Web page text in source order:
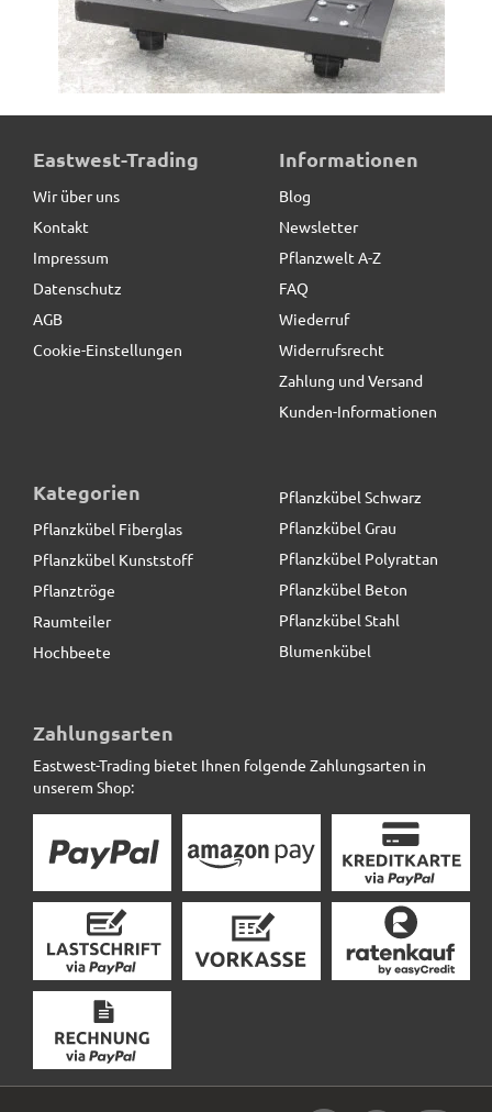
ultrastarke Pflanzenroller aus Metall, schwarz
49,50 € *
19,90 € *
Eastwest-Trading
Wir über uns
Kontakt
Impressum
Datenschutz
AGB
Cookie-Einstellungen
Informationen
Blog
Newsletter
Pflanzwelt A-Z
FAQ
Wiederruf
Widerrufsrecht
Zahlung und Versand
Kunden-Informationen
Kategorien
Pflanzkübel Fiberglas
Pflanzkübel Kunststoff
Pflanztröge
Raumteiler
Hochbeete
Pflanzkübel Schwarz
Pflanzkübel Grau
Pflanzkübel Polyrattan
Pflanzkübel Beton
Pflanzkübel Stahl
Blumenkübel
Zahlungsarten
Eastwest-Trading bietet Ihnen folgende Zahlungsarten in
unserem Shop: